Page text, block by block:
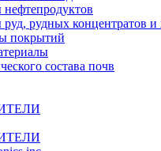
рудных концентратов и
покрытий
состава почв